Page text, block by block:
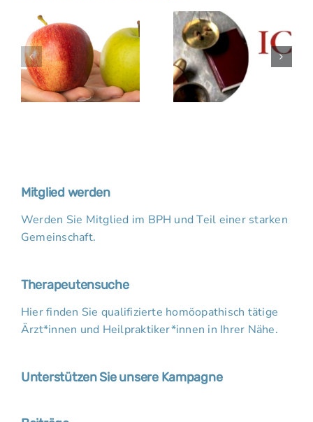
Mitglied werden
Werden Sie Mitglied im BPH und Teil einer starken
Gemeinschaft.
Therapeutensuche
Hier finden Sie qualifizierte homöopathisch tätige
Ärzt*innen und Heilpraktiker*innen in Ihrer Nähe.
Unterstützen Sie unsere Kampagne